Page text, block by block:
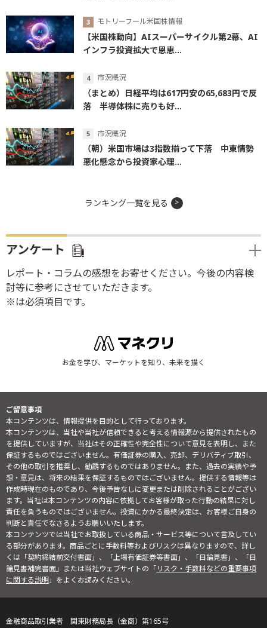
モトリーフール米国株情報
【米国株動向】AIスーパーサイクル第2幕、AI
インフラ投資拡大で恩恵...
市況概況
（まとめ）日経平均は617円安の65,683円で反
落 半導体株に売りも好...
市況概況
（朝）米国市場は3指数揃って下落 中東情勢
悪化懸念から投資家心理...
ランキング一覧を見る
アンケート
レポート・コラムの感想をお寄せください。今後の内容検
討等に参考にさせていただきます。
※は必須項目です。
お金を学び、マーケットを知り、未来を描く
ご留意事項
本コンテンツは、情報提供を目的として行っております。
本コンテンツは、当社や当社が信頼できると考える情報源から提供されたもの
を提供していますが、当社はその正確性や完全性について意見を表明し、また
保証するものではございません。有価証券の購入、売却、デリバティブ取引、
その他の取引を推奨し、勧誘するものではありません。また、過去の実績や予
想・意見は、将来の結果を保証するものではございません。提供する情報等は
作成時現在のものであり、今後予告なしに変更または削除されることがござい
ます。当社は本コンテンツの内容に依拠してお客様が取った行動の結果に対し
責任を負うものではございません。投資にかかる最終決定は、お客様ご自身の
判断と責任でなさるようお願いいたします。
本コンテンツでは当社でお取扱している商品・サービス等について言及してい
る部分があります。商品ごとに手数料等およびリスクは異なりますので、詳し
くは「契約締結前交付書面」、「上場有価証券等書面」、「目論見書」、「目
論見書補完書面」または当社ウェブサイトの「リスク・手数料などの重要事項
に関する説明」をよくお読みください。
金融商品取引業者 関東財務局長（金商）第165号